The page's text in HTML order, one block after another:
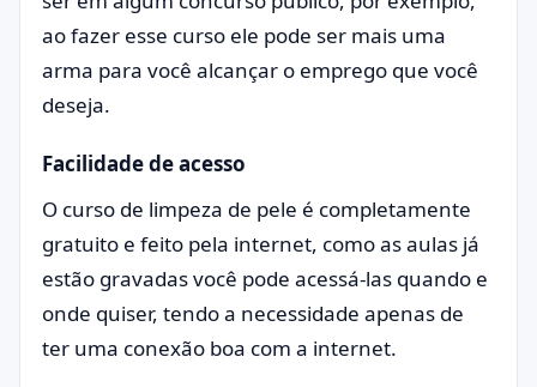
ao fazer esse curso ele pode ser mais uma
arma para você alcançar o emprego que você
deseja.
Facilidade de acesso
O curso de limpeza de pele é completamente
gratuito e feito pela internet, como as aulas já
estão gravadas você pode acessá-las quando e
onde quiser, tendo a necessidade apenas de
ter uma conexão boa com a internet.